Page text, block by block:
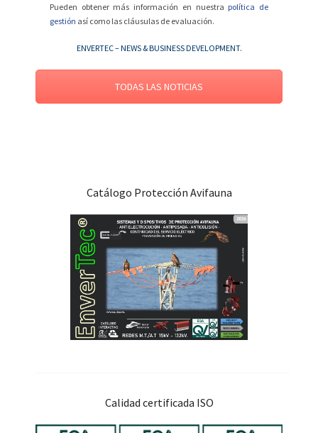
Pueden obtener más información en nuestra política de
gestión así como las cláusulas de evaluación.
ENVERTEC – NEWS & BUSINESS DEVELOPMENT.
TODAS LAS NOTICIAS
Catálogo Protección Avifauna
Calidad certificada ISO